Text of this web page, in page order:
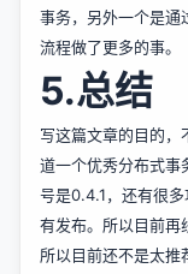
事务，另外一个是通
流程做了更多的事。
5.总结
写这篇文章的目的，
道一个优秀分布式事
号是0.4.1，还有很
有发布。所以目前再
所以目前还不是太